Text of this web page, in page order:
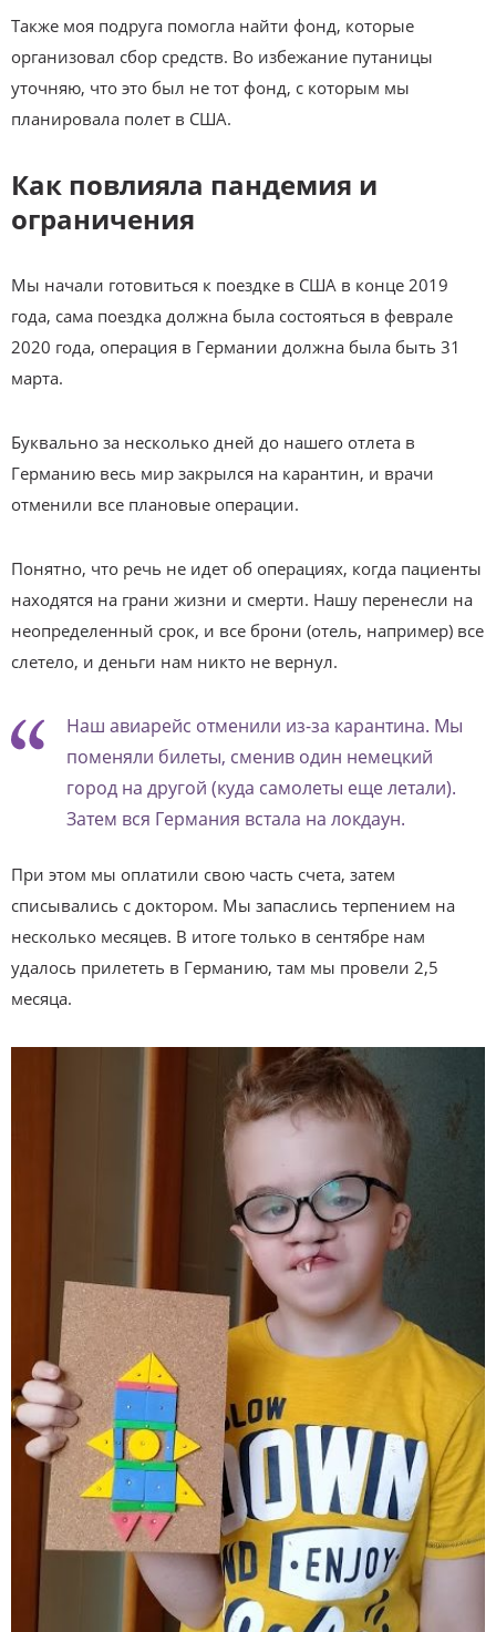
Также моя подруга помогла найти фонд, которые
организовал сбор средств. Во избежание путаницы
уточняю, что это был не тот фонд, с которым мы
планировала полет в США.
Как повлияла пандемия и
ограничения
Мы начали готовиться к поездке в США в конце 2019
года, сама поездка должна была состояться в феврале
2020 года, операция в Германии должна была быть 31
марта.
Буквально за несколько дней до нашего отлета в
Германию весь мир закрылся на карантин, и врачи
отменили все плановые операции.
Понятно, что речь не идет об операциях, когда пациенты
находятся на грани жизни и смерти. Нашу перенесли на
неопределенный срок, и все брони (отель, например) все
слетело, и деньги нам никто не вернул.
Наш авиарейс отменили из-за карантина. Мы
поменяли билеты, сменив один немецкий
город на другой (куда самолеты еще летали).
Затем вся Германия встала на локдаун.
При этом мы оплатили свою часть счета, затем
списывались с доктором. Мы запаслись терпением на
несколько месяцев. В итоге только в сентябре нам
удалось прилететь в Германию, там мы провели 2,5
месяца.